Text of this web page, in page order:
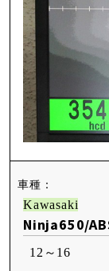
Kawasaki
Ninja650/
12～16